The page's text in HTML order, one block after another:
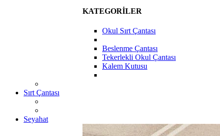
KATEGORİLER
Okul Sırt Çantası
Beslenme Çantası
Tekerlekli Okul Çantası
Kalem Kutusu
Sırt Çantası
Seyahat